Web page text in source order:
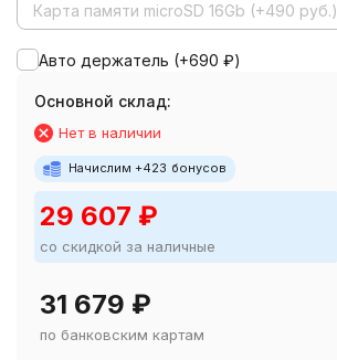
Карта памяти microSD 16Gb (+490 руб.)
Авто держатель (+690 ₽)
Основной склад:
Нет в наличии
Начислим +423 бонусов
29 607 ₽
со скидкой за наличные
31 679 ₽
по банковским картам